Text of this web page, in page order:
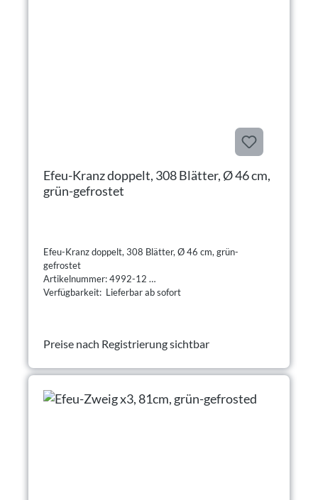
Efeu-Kranz doppelt, 308 Blätter, Ø 46 cm,
grün-gefrostet
Efeu-Kranz doppelt, 308 Blätter, Ø 46 cm, grün-
gefrostet
Artikelnummer: 4992-12
Verfügbarkeit: Lieferbar ab sofort
Preise nach Registrierung sichtbar